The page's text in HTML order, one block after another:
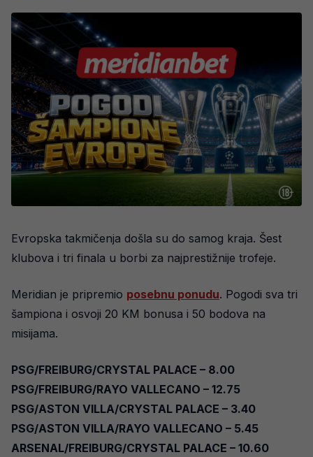
Evropska takmičenja došla su do samog kraja. Šest
klubova i tri finala u borbi za najprestižnije trofeje.
Meridian je pripremio posebnu ponudu. Pogodi sva tri
šampiona i osvoji 20 KM bonusa i 50 bodova na
misijama.
PSG/FREIBURG/CRYSTAL PALACE – 8.00
PSG/FREIBURG/RAYO VALLECANO – 12.75
PSG/ASTON VILLA/CRYSTAL PALACE – 3.40
PSG/ASTON VILLA/RAYO VALLECANO – 5.45
ARSENAL/FREIBURG/CRYSTAL PALACE – 10.60